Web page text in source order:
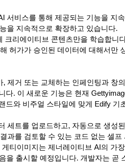
서비스를 통해 제공되는 기능을 지
을 지속적으로 확장하고 있습니다.
크리에이티브 콘텐츠만을 학습합니
허가가 승인된 데이터에 대해서만
제거 또는 교체하는 인페인팅과 창
다. 이 새로운 기능은 현재
드와 비주얼 스타일에 맞게 Edify 기
세트를 업로드하고, 자동으로 생성
과를 검토할 수 있는 코드 없는 셀
티이미지는 제너레이티브 AI의 가
을 출시할 예정입니다. 개발자는 곧